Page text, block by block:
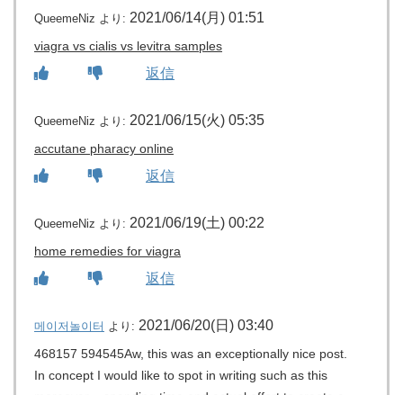
QueemeNiz より: 2021/06/14(月) 01:51
viagra vs cialis vs levitra samples
返信
QueemeNiz より: 2021/06/15(火) 05:35
accutane pharacy online
返信
QueemeNiz より: 2021/06/19(土) 00:22
home remedies for viagra
返信
메이저놀이터 より: 2021/06/20(日) 03:40
468157 594545Aw, this was an exceptionally nice post.
In concept I would like to spot in writing such as this